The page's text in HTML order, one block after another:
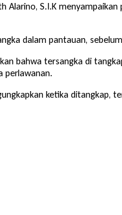
Alarino, S.I.K
dalam pantauan,
bahwa tersangka di
perlawanan.
ketika ditangkap,